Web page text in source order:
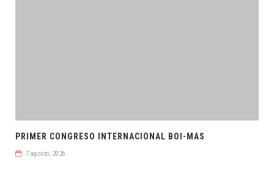
PRIMER CONGRESO INTERNACIONAL BOI-MAS
7 agosto, 2026